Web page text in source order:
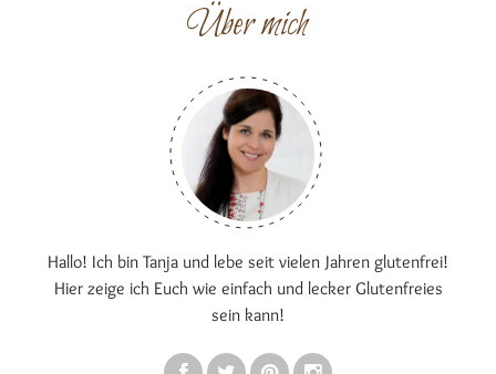
Über mich
Hallo! Ich bin Tanja und lebe seit vielen Jahren glutenfrei!
Hier zeige ich Euch wie einfach und lecker Glutenfreies
sein kann!